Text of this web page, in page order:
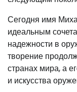
Сегодня имя
идеальным
надежности в
творение
странах мира, а
и искусства